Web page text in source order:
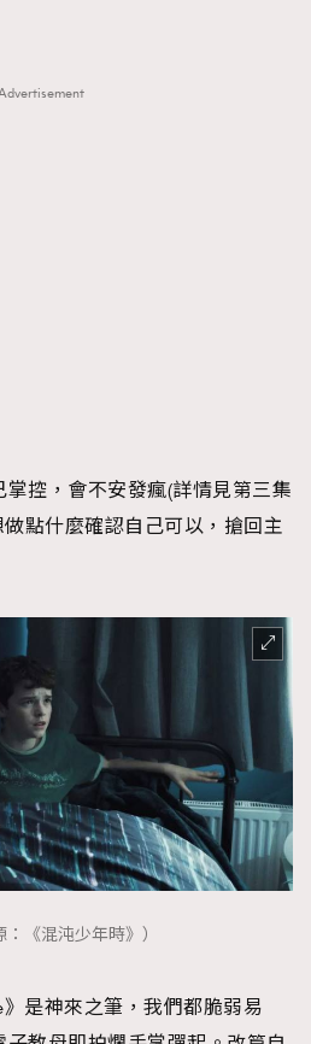
控，會不安發瘋(詳情見第三集
點什麼確認自己可以，搶回主
：《混沌少年時》）
是神來之筆，我們都脆弱易